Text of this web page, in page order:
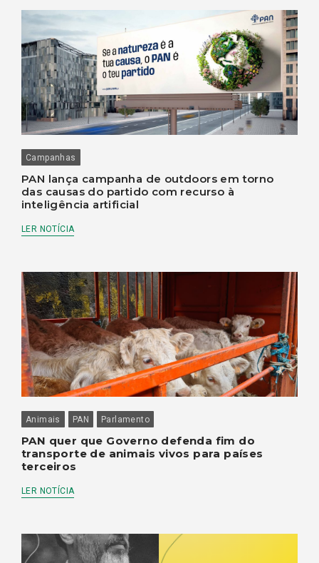
Campanhas
PAN lança campanha de outdoors em torno
das causas do partido com recurso à
inteligência artificial
LER NOTÍCIA
Animais PAN Parlamento
PAN quer que Governo defenda fim do
transporte de animais vivos para países
terceiros
LER NOTÍCIA